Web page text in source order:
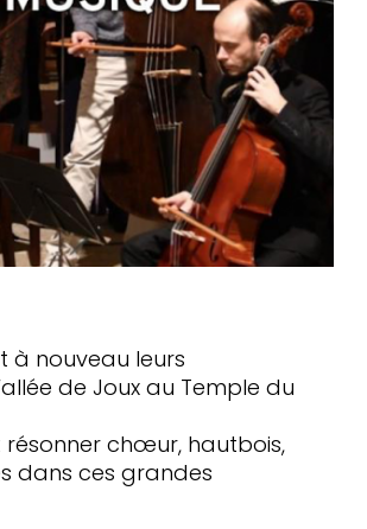
à nouveau leurs
de Joux au Temple du
résonner chœur, hautbois,
dans ces grandes